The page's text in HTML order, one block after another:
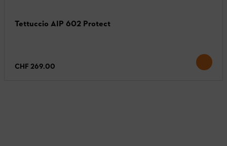
Tettuccio AIP 602 Protect
CHF 269.00